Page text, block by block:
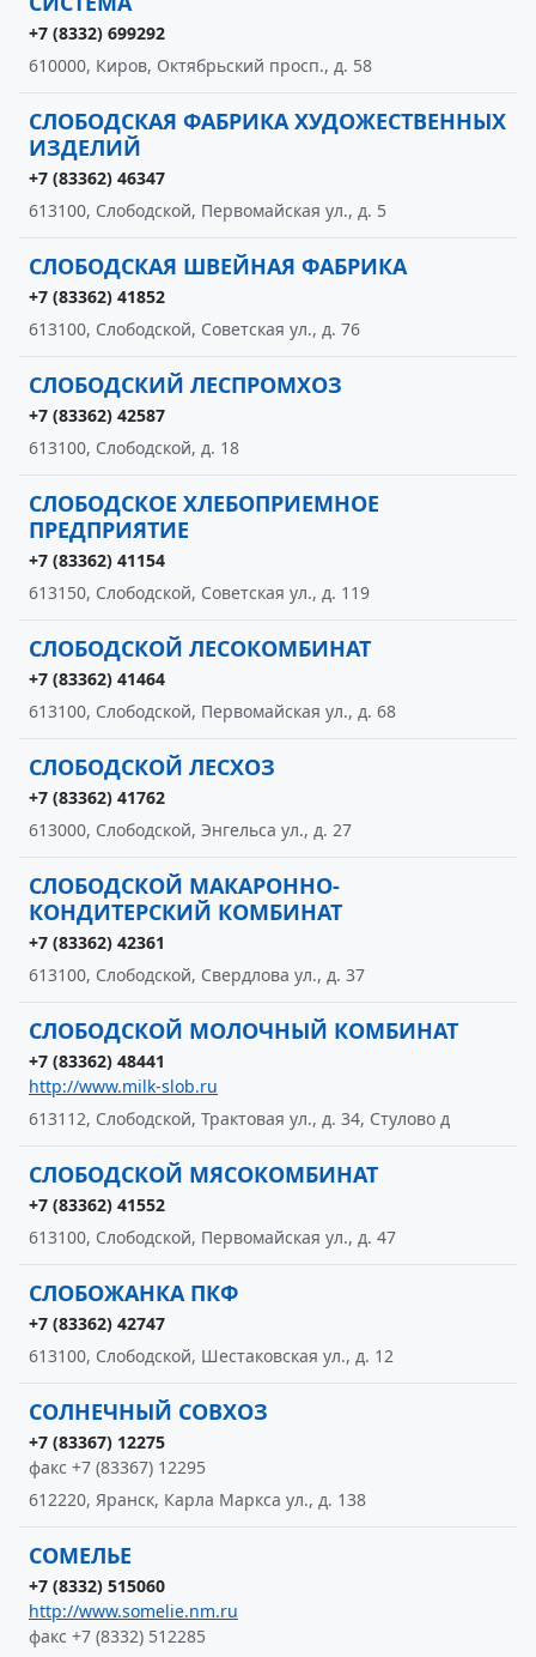
+7 (8332) 699292
610000, Киров, Октябрьский просп., д. 58
СЛОБОДСКАЯ ФАБРИКА ХУДОЖЕСТВЕННЫХ
ИЗДЕЛИЙ
+7 (83362) 46347
613100, Слободской, Первомайская ул., д. 5
СЛОБОДСКАЯ ШВЕЙНАЯ ФАБРИКА
+7 (83362) 41852
613100, Слободской, Советская ул., д. 76
СЛОБОДСКИЙ ЛЕСПРОМХОЗ
+7 (83362) 42587
613100, Слободской, д. 18
СЛОБОДСКОЕ ХЛЕБОПРИЕМНОЕ
ПРЕДПРИЯТИЕ
+7 (83362) 41154
613150, Слободской, Советская ул., д. 119
СЛОБОДСКОЙ ЛЕСОКОМБИНАТ
+7 (83362) 41464
613100, Слободской, Первомайская ул., д. 68
СЛОБОДСКОЙ ЛЕСХОЗ
+7 (83362) 41762
613000, Слободской, Энгельса ул., д. 27
СЛОБОДСКОЙ МАКАРОННО-
КОНДИТЕРСКИЙ КОМБИНАТ
+7 (83362) 42361
613100, Слободской, Свердлова ул., д. 37
СЛОБОДСКОЙ МОЛОЧНЫЙ КОМБИНАТ
+7 (83362) 48441
http://www.milk-slob.ru
613112, Слободской, Трактовая ул., д. 34, Стулово д
СЛОБОДСКОЙ МЯСОКОМБИНАТ
+7 (83362) 41552
613100, Слободской, Первомайская ул., д. 47
СЛОБОЖАНКА ПКФ
+7 (83362) 42747
613100, Слободской, Шестаковская ул., д. 12
СОЛНЕЧНЫЙ СОВХОЗ
+7 (83367) 12275
факс +7 (83367) 12295
612220, Яранск, Карла Маркса ул., д. 138
СОМЕЛЬЕ
+7 (8332) 515060
http://www.somelie.nm.ru
факс +7 (8332) 512285